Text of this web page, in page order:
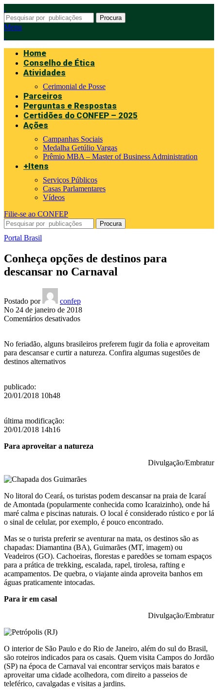
Procura
Menu
Home
Conselho de Ética
Atividades
Cerimonial de Posse
Parceiros
Perguntas e Respostas
Certidões do CONFEP – 2025
Ações
Campanhas Sociais
Medalha Getúlio Vargas
Prêmio MBA – Master of Business Administration
+Itens
Serviços Públicos
Casas Parlamentares
Vídeos
Filie-se ao CONFEP
Procura
Portal Brasil
Conheça opções de destinos para
descansar no Carnaval
Postado por
confep
No 24 de janeiro de 2018
Comentários desativadosem
de
destinos
No feriadão, alguns brasileiros preferem fugir da folia e aproveitam
para descansar e curtir a natureza. Confira algumas sugestões de
destinos alternativos
publicado:
20/01/2018 10h48
última modificação:
20/01/2018 14h16
Para aproveitar a natureza
Divulgação/Embratur
No litoral do Ceará, os turistas podem descansar na praia de Icaraí
de Amontada (popularmente conhecida como Icaraizinho), onde há
maré calma e piscinas naturais. O local é considerado rústico e por lá
o sinal de celular, por exemplo, é pouco encontrado.
Mas se o turista preferir se aventurar na mata, os destinos são as
chapadas: Diamantina (BA), Guimarães (MT, imagem) ou
Veadeiros (GO). Cachoeiras, florestas e paredões se tornam espaços
para a prática de trekking, escalada, rapel, tirolesa, rafting e
acampamentos. De quebra, o viajante ainda aproveita banhos em
águas praticamente intocadas.
Para ir em casal
Divulgação/Embratur
O interior de São Paulo e do Rio de Janeiro, além do sul do Brasil,
são roteiros indicados para os casais. Quem visita Campos do Jordão
(SP) na época de Carnaval vai encontrar serviços mais baratos e
aproveitar uma cidade acolhedora, com direito a passeios de
teleférico, cavalgadas e visitas a jardins.